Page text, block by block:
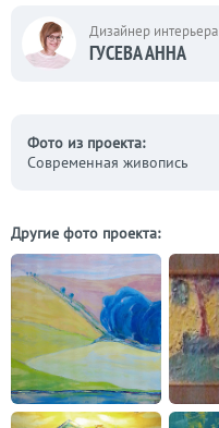
Дизайнер интерьера
ГУСЕВА АННА
Фото из проекта:
Современная живопись
Другие фото проекта: